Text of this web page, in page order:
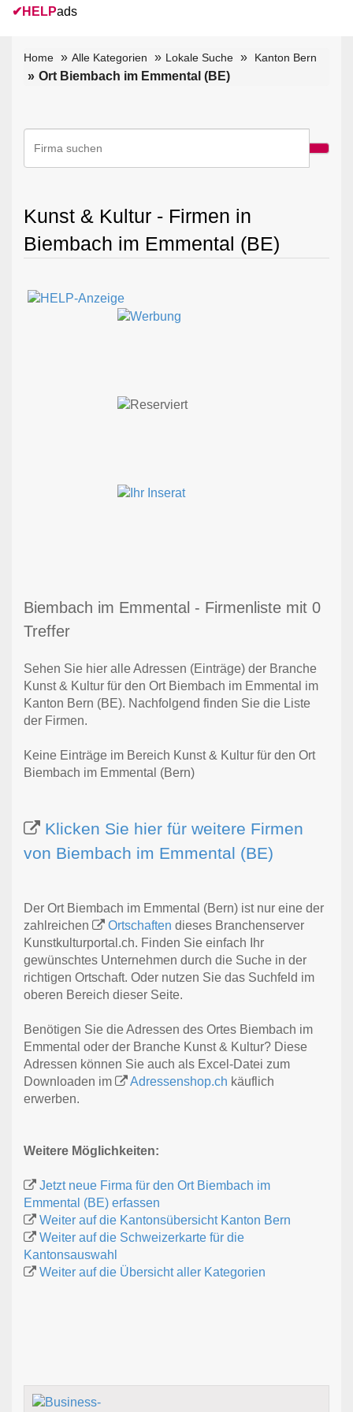
✔ HELPads
Home Alle Kategorien Lokale Suche Kanton Bern
Ort Biembach im Emmental (BE)
Kunst & Kultur - Firmen in
Biembach im Emmental (BE)
Biembach im Emmental - Firmenliste mit 0
Treffer
Sehen Sie hier alle Adressen (Einträge) der Branche
Kunst & Kultur für den Ort Biembach im Emmental im
Kanton Bern (BE). Nachfolgend finden Sie die Liste
der Firmen.
Keine Einträge im Bereich Kunst & Kultur für den Ort
Biembach im Emmental (Bern)
Klicken Sie hier für weitere Firmen
von Biembach im Emmental (BE)
Der Ort Biembach im Emmental (Bern) ist nur eine der
zahlreichen
Ortschaften dieses Branchenserver
Kunstkulturportal.ch. Finden Sie einfach Ihr
gewünschtes Unternehmen durch die Suche in der
richtigen Ortschaft. Oder nutzen Sie das Suchfeld im
oberen Bereich dieser Seite.
Benötigen Sie die Adressen des Ortes Biembach im
Emmental oder der Branche Kunst & Kultur? Diese
Adressen können Sie auch als Excel-Datei zum
Downloaden im
Adressenshop.ch käuflich
erwerben.
Weitere Möglichkeiten:
Jetzt neue Firma für den Ort Biembach im
Emmental (BE) erfassen
Weiter auf die Kantonsübersicht Kanton Bern
Weiter auf die Schweizerkarte für die
Kantonsauswahl
Weiter auf die Übersicht aller Kategorien